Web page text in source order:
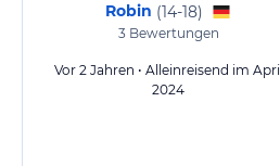
Robin (14-18)
3Bewertungen
Vor 2 Jahren • Alleinreisend im April
2024